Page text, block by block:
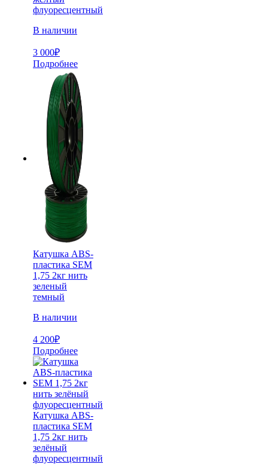
флуоресцентный
В наличии
3 000₽
Подробнее
Катушка ABS-
пластика SEM
1,75 2кг нить
зеленый
темный
В наличии
4 200₽
Подробнее
Катушка ABS-
пластика SEM
1,75 2кг нить
зелёный
флуоресцентный